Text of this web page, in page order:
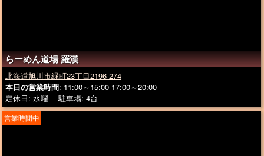
らーめん道場 羅漢
北海道旭川市緑町23丁目2196-274
本日の営業時間: 11:00～15:00 17:00～20:00
定休日: 水曜 駐車場: 4台
営業時間中